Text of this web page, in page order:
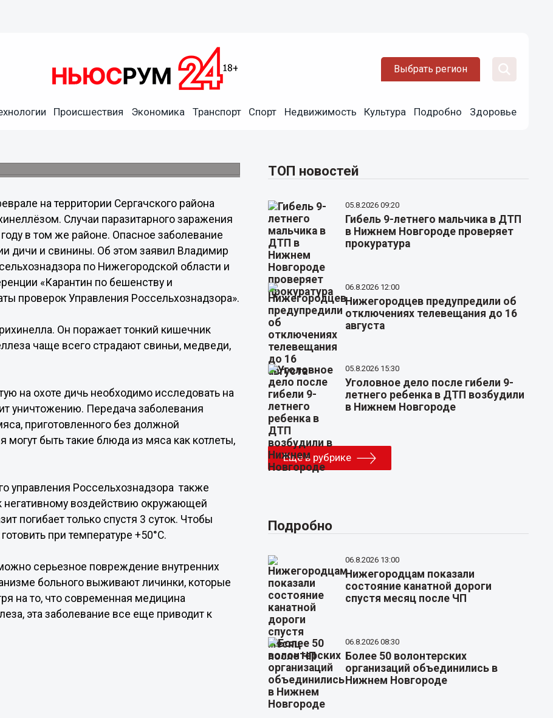
Выбрать регион
Происшествия Экономика Транспорт Спорт Недвижимость Культура Подробно Здоровье
с кровью рискуют
на территории Сергачского района
Случаи паразитарного заражения
в том же районе. Опасное заболевание
дичи и свинины. Об этом заявил Владимир
по Нижегородской области и
«Карантин по бешенству и
проверок Управления Россельхознадзора».
Он поражает тонкий кишечник
чаще всего страдают свиньи, медведи,
на охоте дичь необходимо исследовать на
уничтожению. Передача заболевания
приготовленного без должной
быть такие блюда из мяса как котлеты,
управления Россельхознадзора также
негативному воздействию окружающей
погибает только спустя 3 суток. Чтобы
при температуре +50°С.
серьезное повреждение внутренних
больного выживают личинки, которые
на то, что современная медицина
эта заболевание все еще приводит к
ТОП новостей
05.8.2026 09:20
Гибель 9-летнего мальчика в ДТП
в Нижнем Новгороде проверяет
прокуратура
06.8.2026 12:00
Нижегородцев предупредили об
отключениях телевещания до 16
августа
05.8.2026 15:30
Уголовное дело после гибели 9-
летнего ребенка в ДТП возбудили
в Нижнем Новгороде
Еще в рубрике
Подробно
06.8.2026 13:00
Нижегородцам показали
состояние канатной дороги
спустя месяц после ЧП
06.8.2026 08:30
Более 50 волонтерских
организаций объединились в
Нижнем Новгороде